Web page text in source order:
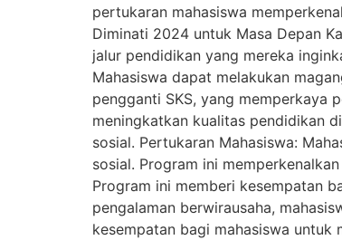
pertukaran mahasiswa
Diminati 2024 untuk Masa Depan
jalur pendidikan yang mereka
Mahasiswa dapat melakukan
pengganti SKS, yang memperkaya
meningkatkan kualitas pendidikan
sosial. Pertukaran Mahasiswa:
sosial. Program ini
Program ini memberi kesempatan
pengalaman berwirausaha,
kesempatan bagi mahasiswa untuk